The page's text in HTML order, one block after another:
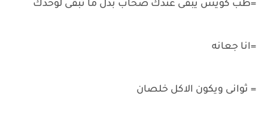
=طب كويس يبقى عندك صحاب بدل ما تبقى لوحدك
=انا جعانه
= ثوانى ويكون الاكل خلصان